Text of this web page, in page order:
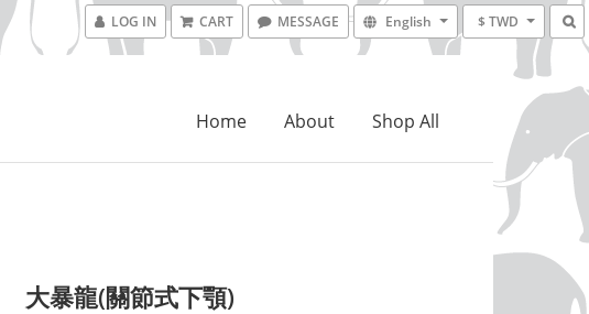
LOG IN CART MESSAGE English $ TWD
Home About Shop All
大暴龍(關節式下顎)